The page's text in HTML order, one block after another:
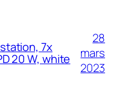
7x
20 W, white
28
mars
2023